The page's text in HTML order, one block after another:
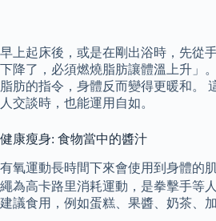
早上起床後，或是在剛出浴時，先從
下降了，必須燃燒脂肪讓體溫上升」
脂肪的指令，身體反而變得更暖和。
人交談時，也能運用自如。
健康瘦身: 食物當中的醬汁
有氧運動長時間下來會使用到身體的
繩為高卡路里消耗運動，是拳擊手等
建議食用，例如蛋糕、果醬、奶茶、